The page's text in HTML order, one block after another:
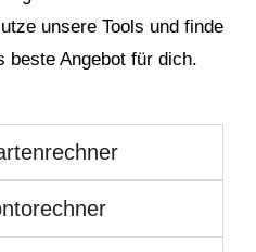
unsere Tools und finde
beste Angebot für dich.